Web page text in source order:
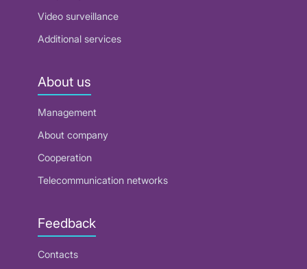
Video surveillance
Additional services
About us
Management
About company
Cooperation
Telecommunication networks
Feedback
Contacts